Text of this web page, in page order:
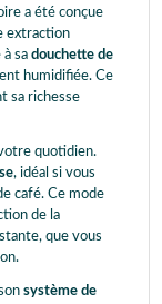
a été conçue
extraction
sa douchette de
humidifiée. Ce
sa richesse
quotidien.
, idéal si vous
café. Ce mode
de la
que vous
système de